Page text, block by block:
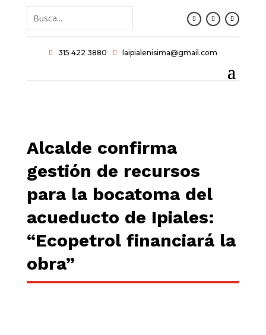
 315 422 3880  laipialenisima@gmail.com
Alcalde confirma
gestión de recursos
para la bocatoma del
acueducto de Ipiales:
“Ecopetrol financiará la
obra”